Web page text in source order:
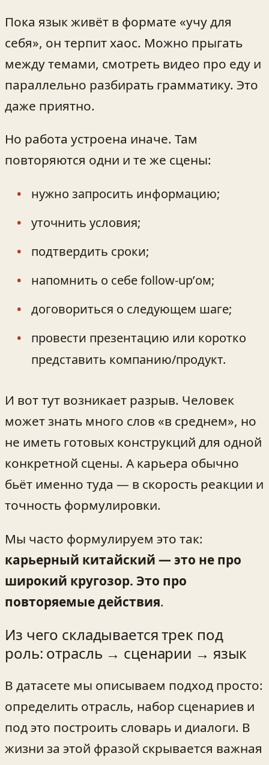
Пока язык живёт в формате «учу для
себя», он терпит хаос. Можно прыгать
между темами, смотреть видео про еду и
параллельно разбирать грамматику. Это
даже приятно.
Но работа устроена иначе. Там
повторяются одни и те же сцены:
нужно запросить информацию;
уточнить условия;
подтвердить сроки;
напомнить о себе follow‑up’ом;
договориться о следующем шаге;
провести презентацию или коротко
представить компанию/продукт.
И вот тут возникает разрыв. Человек
может знать много слов «в среднем», но
не иметь готовых конструкций для одной
конкретной сцены. А карьера обычно
бьёт именно туда — в скорость реакции и
точность формулировки.
Мы часто формулируем это так:
карьерный китайский — это не про
широкий кругозор. Это про
повторяемые действия.
Из чего складывается трек под
роль: отрасль → сценарии → язык
В датасете мы описываем подход просто:
определить отрасль, набор сценариев и
под это построить словарь и диалоги. В
жизни за этой фразой скрывается важная